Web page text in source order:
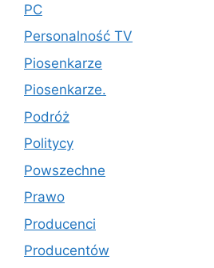
PC
Personalność TV
Piosenkarze
Piosenkarze.
Podróż
Politycy
Powszechne
Prawo
Producenci
Producentów